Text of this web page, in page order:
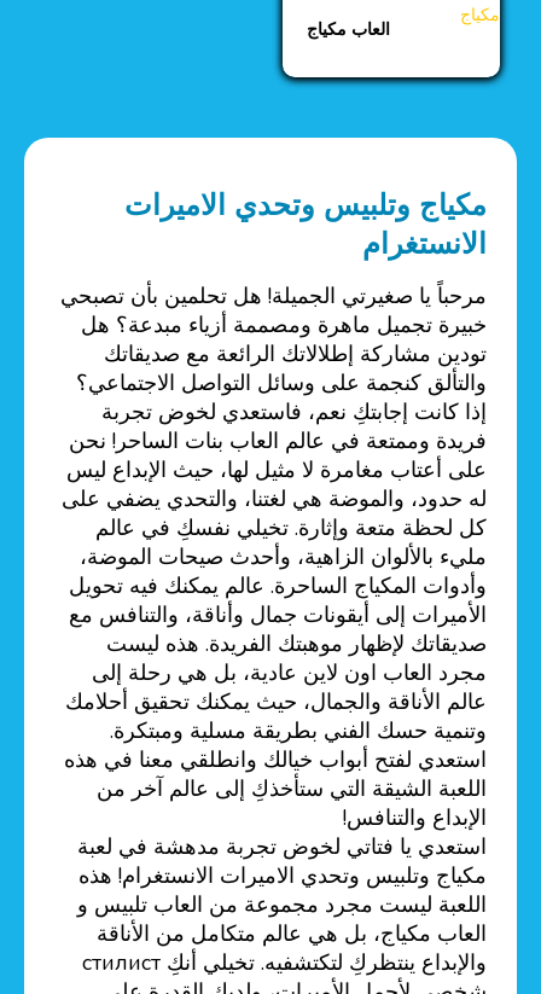
العاب مكياج
مكياج وتلبيس وتحدي الاميرات
الانستغرام
مرحباً يا صغيرتي الجميلة! هل تحلمين بأن تصبحي
خبيرة تجميل ماهرة ومصممة أزياء مبدعة؟ هل
تودين مشاركة إطلالاتك الرائعة مع صديقاتك
والتألق كنجمة على وسائل التواصل الاجتماعي؟
إذا كانت إجابتكِ نعم، فاستعدي لخوض تجربة
فريدة وممتعة في عالم العاب بنات الساحر! نحن
على أعتاب مغامرة لا مثيل لها، حيث الإبداع ليس
له حدود، والموضة هي لغتنا، والتحدي يضفي على
كل لحظة متعة وإثارة. تخيلي نفسكِ في عالم
مليء بالألوان الزاهية، وأحدث صيحات الموضة،
وأدوات المكياج الساحرة. عالم يمكنك فيه تحويل
الأميرات إلى أيقونات جمال وأناقة، والتنافس مع
صديقاتك لإظهار موهبتك الفريدة. هذه ليست
مجرد العاب اون لاين عادية، بل هي رحلة إلى
عالم الأناقة والجمال، حيث يمكنك تحقيق أحلامك
وتنمية حسك الفني بطريقة مسلية ومبتكرة.
استعدي لفتح أبواب خيالك وانطلقي معنا في هذه
اللعبة الشيقة التي ستأخذكِ إلى عالم آخر من
الإبداع والتنافس!
استعدي يا فتاتي لخوض تجربة مدهشة في لعبة
مكياج وتلبيس وتحدي الاميرات الانستغرام! هذه
اللعبة ليست مجرد مجموعة من العاب تلبيس و
العاب مكياج، بل هي عالم متكامل من الأناقة
والإبداع ينتظركِ لتكتشفيه. تخيلي أنكِ стилист